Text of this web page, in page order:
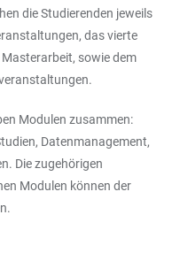
die Studierenden jeweils
das vierte
sowie dem
Modulen zusammen:
Datenmanagement,
Die zugehörigen
Modulen können der